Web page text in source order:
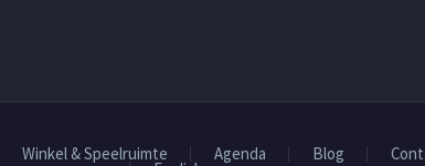
Winkel & Speelruimte Agenda Blog